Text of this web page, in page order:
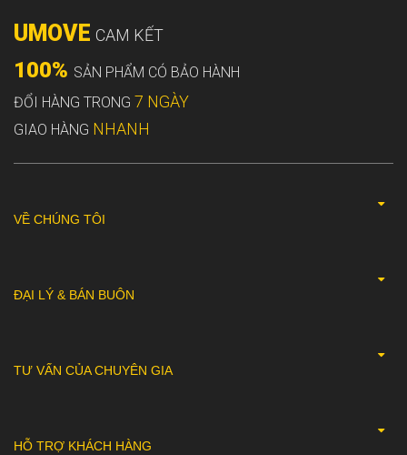
UMOVE CAM KẾT
100% SẢN PHẨM CÓ BẢO HÀNH
ĐỔI HÀNG TRONG 7 NGÀY
GIAO HÀNG NHANH
VỀ CHÚNG TÔI
ĐẠI LÝ & BÁN BUÔN
TƯ VẤN CỦA CHUYÊN GIA
HỖ TRỢ KHÁCH HÀNG